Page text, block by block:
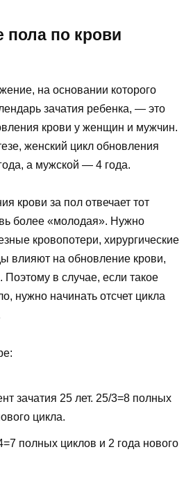
пола по крови
на основании которого
зачатия ребенка, — это
крови у женщин и мужчин.
женский цикл обновления
а мужской — 4 года.
крови за пол отвечает тот
более «молодая». Нужно
кровопотери, хирургические
влияют на обновление крови,
Поэтому в случае, если такое
нужно начинать отсчет цикла
зачатия 25 лет. 25/3=8 полных
цикла.
полных циклов и 2 года нового